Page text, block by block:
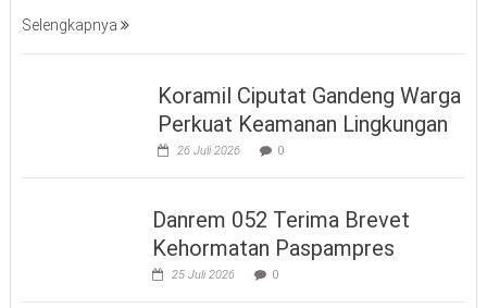
Selengkapnya
Koramil Ciputat Gandeng Warga
Perkuat Keamanan Lingkungan
26 Juli 2026 0
Danrem 052 Terima Brevet
Kehormatan Paspampres
25 Juli 2026 0